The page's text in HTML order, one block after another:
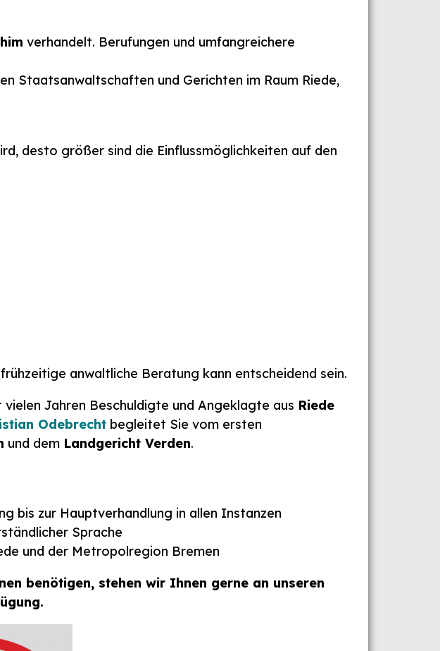
verhandelt. Berufungen und umfangreichere
Staatsanwaltschaften und Gerichten im Raum Riede,
desto größer sind die Einflussmöglichkeiten auf den
anwaltliche Beratung kann entscheidend sein.
Jahren Beschuldigte und Angeklagte aus Riede
Odebrecht begleitet Sie vom ersten
und dem Landgericht Verden.
bis zur Hauptverhandlung in allen Instanzen
Sprache
und der Metropolregion Bremen
benötigen, stehen wir Ihnen gerne an unseren